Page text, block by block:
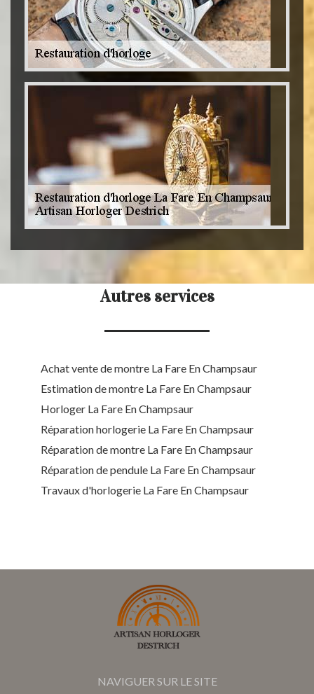
Autres services
Achat vente de montre La Fare En Champsaur
Estimation de montre La Fare En Champsaur
Horloger La Fare En Champsaur
Réparation horlogerie La Fare En Champsaur
Réparation de montre La Fare En Champsaur
Réparation de pendule La Fare En Champsaur
Travaux d'horlogerie La Fare En Champsaur
NAVIGUER SUR LE SITE